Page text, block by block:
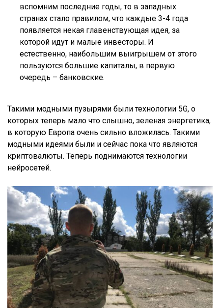
вспомним последние годы, то в западных
странах стало правилом, что каждые 3-4 года
появляется некая главенствующая идея, за
которой идут и малые инвесторы. И
естественно, наибольшим выигрышем от этого
пользуются большие капиталы, в первую
очередь – банковские.
Такими модными пузырями были технологии 5G, о
которых теперь мало что слышно, зеленая энергетика,
в которую Европа очень сильно вложилась. Такими
модными идеями были и сейчас пока что являются
криптовалюты. Теперь поднимаются технологии
нейросетей.